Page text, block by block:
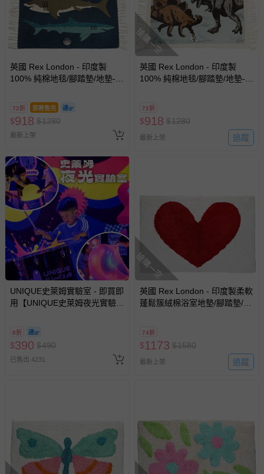
英國 Rex London - 印度製
100% 純棉地毯/腳踏墊/地墊-鯊
72折 即將售完
$918 $1280
最新上架
搶購一空
英國 Rex London - 印度製
100% 純棉地毯/腳踏墊/地墊-恐
72折
$918 $1280
最新上架 追蹤
UNIQUE史萊姆實驗室 - 即買即
用【UNIQUE史萊姆夜光實驗室
8/30 (電子票券，於展期現場憑
訂單編號兌換，逾期作廢) (大
人小孩均一價(3歲以上需購票))
8折
$390 $490
已售出 4231
搶購一空
英國 Rex London - 印度製柔軟
蓬鬆簇絨棉浴室地墊/腳踏墊/吸
74折
$1173 $1580
最新上架 追蹤